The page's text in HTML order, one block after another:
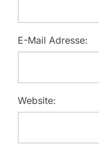
E-Mail Adresse:
Website: